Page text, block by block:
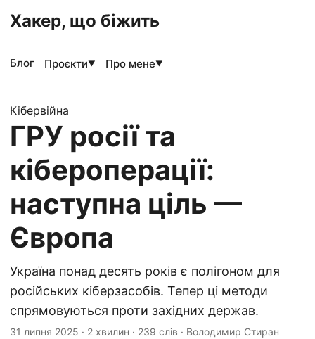
Хакер, що біжить
Блог Проєкти▼ Про мене▼
Кібервійна
ГРУ росії та
кібероперації:
наступна ціль —
Європа
Україна понад десять років є полігоном для
російських кіберзасобів. Тепер ці методи
спрямовуються проти західних держав.
31 липня 2025 · 2 хвилин · 239 слів · Володимир Стиран